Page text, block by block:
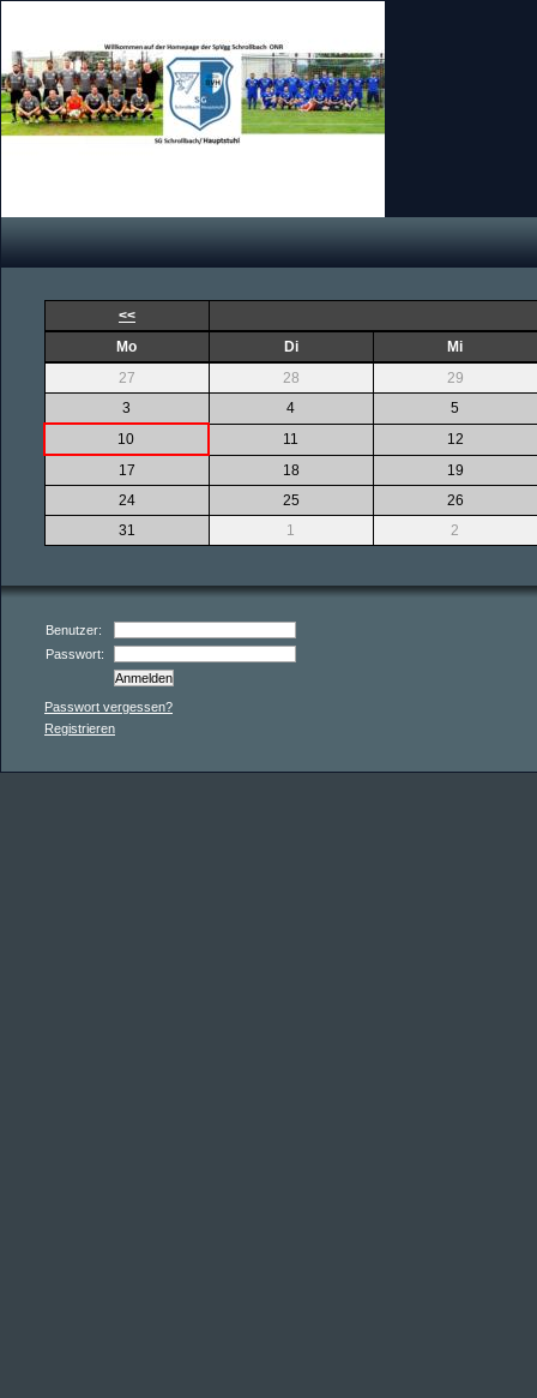
<<
Mo
Di
Mi
27
28
29
3
4
5
10
11
12
17
18
19
24
25
26
31
1 2
Benutzer:
Passwort:
Passwort vergessen?
Registrieren